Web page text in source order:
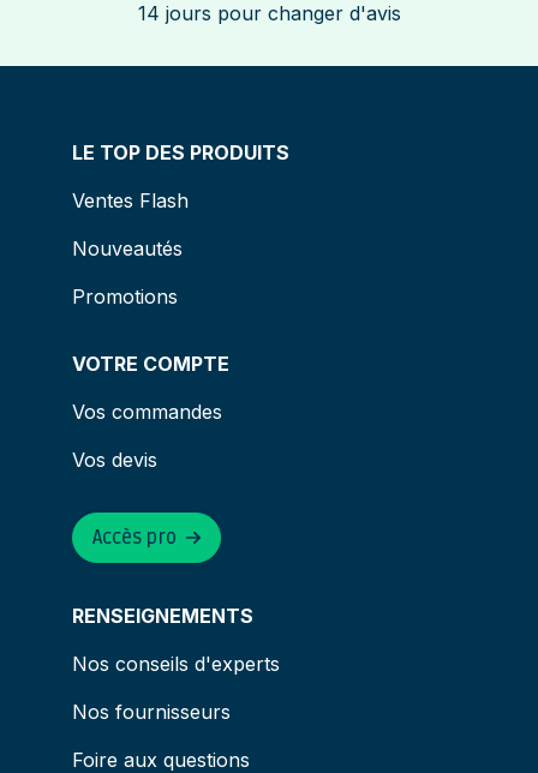
14 jours pour changer d'avis
LE TOP DES PRODUITS
Ventes Flash
Nouveautés
Promotions
VOTRE COMPTE
Vos commandes
Vos devis
RENSEIGNEMENTS
Nos conseils d'experts
Nos fournisseurs
Foire aux questions
Accès pro